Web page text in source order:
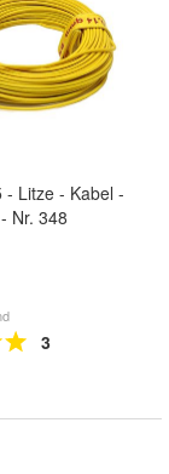
- Litze - Kabel -
Nr. 348
3